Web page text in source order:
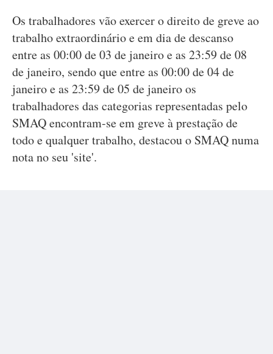
Os trabalhadores vão exercer o direito de greve ao
trabalho extraordinário e em dia de descanso
entre as 00:00 de 03 de janeiro e as 23:59 de 08
de janeiro, sendo que entre as 00:00 de 04 de
janeiro e as 23:59 de 05 de janeiro os
trabalhadores das categorias representadas pelo
SMAQ encontram-se em greve à prestação de
todo e qualquer trabalho, destacou o SMAQ numa
nota no seu 'site'.